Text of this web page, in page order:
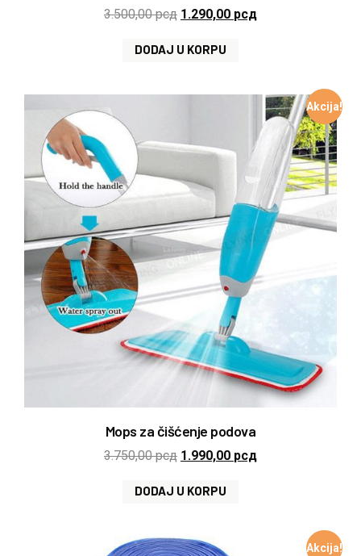
3.500,00рсд 1.290,00 рсд
DODAJ U KORPU
Akcija!
Mops za čišćenje podova
3.750,00рсд 1.990,00 рсд
DODAJ U KORPU
Akcija!